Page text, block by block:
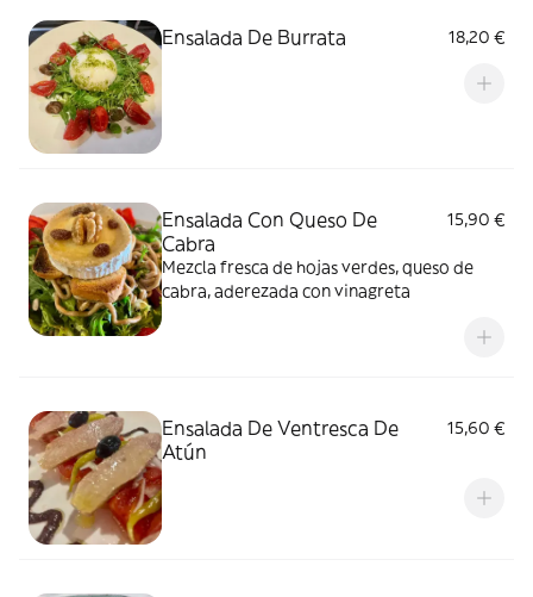
Ensalada De Burrata 18,20 €
Ensalada Con Queso De
Cabra
15,90 €
Mezcla fresca de hojas verdes, queso de
cabra, aderezada con vinagreta
Ensalada De Ventresca De
Atún
15,60 €